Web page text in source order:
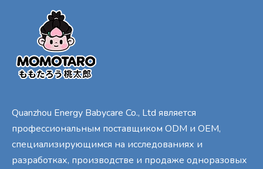
Quanzhou Energy Babycare Co., Ltd является
профессиональным поставщиком ODM и OEM,
специализирующимся на исследованиях и
разработках, производстве и продаже одноразовых